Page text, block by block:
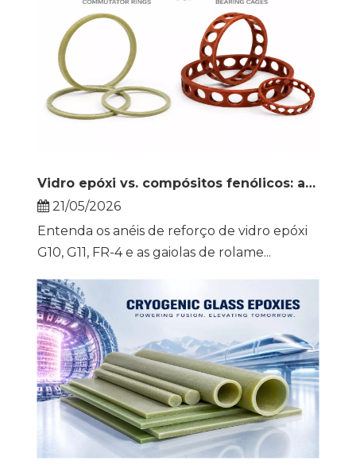
Vidro epóxi vs. compósitos fenólicos: anéis comutadores e gaiolas de rolamento comparados
21/05/2026
Entenda os anéis de reforço de vidro epóxi
G10, G11, FR-4 e as gaiolas de rolame...